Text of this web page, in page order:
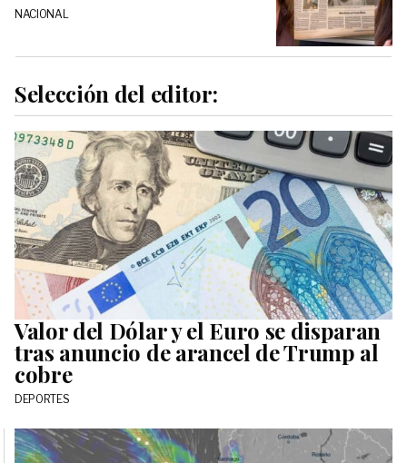
NACIONAL
Selección del editor:
Valor del Dólar y el Euro se disparan
tras anuncio de arancel de Trump al
cobre
DEPORTES